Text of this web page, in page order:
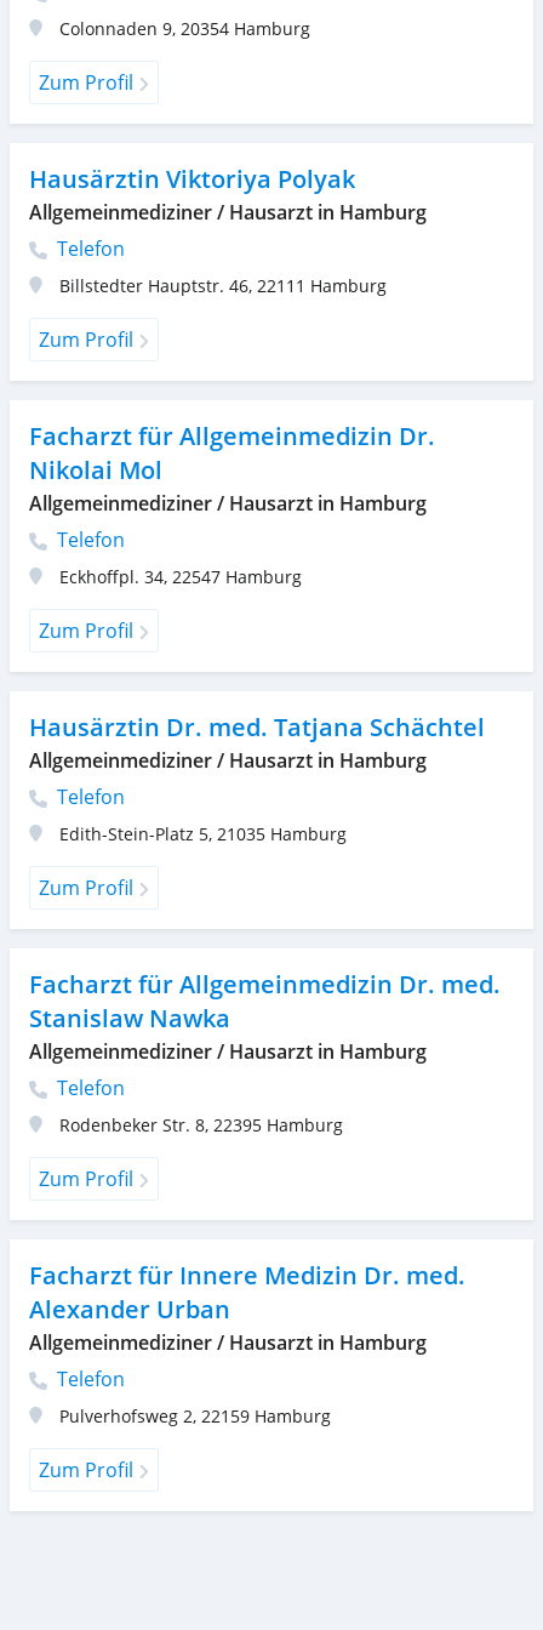
Colonnaden 9, 20354 Hamburg
Zum Profil
Hausärztin Viktoriya Polyak
Allgemeinmediziner / Hausarzt in Hamburg
Telefon
Billstedter Hauptstr. 46, 22111 Hamburg
Zum Profil
Facharzt für Allgemeinmedizin Dr.
Nikolai Mol
Allgemeinmediziner / Hausarzt in Hamburg
Telefon
Eckhoffpl. 34, 22547 Hamburg
Zum Profil
Hausärztin Dr. med. Tatjana Schächtel
Allgemeinmediziner / Hausarzt in Hamburg
Telefon
Edith-Stein-Platz 5, 21035 Hamburg
Zum Profil
Facharzt für Allgemeinmedizin Dr. med.
Stanislaw Nawka
Allgemeinmediziner / Hausarzt in Hamburg
Telefon
Rodenbeker Str. 8, 22395 Hamburg
Zum Profil
Facharzt für Innere Medizin Dr. med.
Alexander Urban
Allgemeinmediziner / Hausarzt in Hamburg
Telefon
Pulverhofsweg 2, 22159 Hamburg
Zum Profil